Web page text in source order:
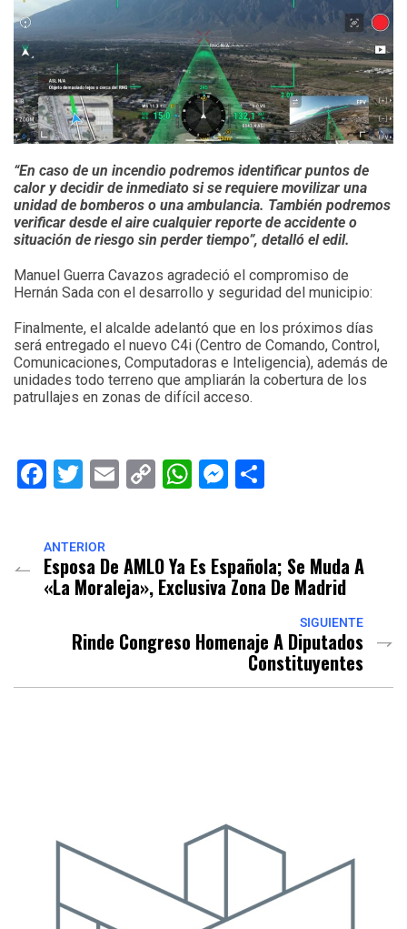
“En caso de un incendio podremos identificar puntos de
calor y decidir de inmediato si se requiere movilizar una
unidad de bomberos o una ambulancia. También podremos
verificar desde el aire cualquier reporte de accidente o
situación de riesgo sin perder tiempo”, detalló el edil.
Manuel Guerra Cavazos agradeció el compromiso de
Hernán Sada con el desarrollo y seguridad del municipio:
Finalmente, el alcalde adelantó que en los próximos días
será entregado el nuevo C4i (Centro de Comando, Control,
Comunicaciones, Computadoras e Inteligencia), además de
unidades todo terreno que ampliarán la cobertura de los
patrullajes en zonas de difícil acceso.
Facebook
Twitter
EmailCopyWhatsApp
Messenger
ANTERIOR
Esposa De AMLO Ya Es Española; Se Muda A
«La Moraleja», Exclusiva Zona De Madrid
SIGUIENTE
Rinde Congreso Homenaje A Diputados
Constituyentes